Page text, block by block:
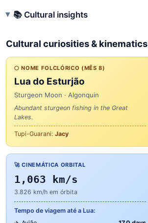
📚 Cultural insights
Cultural curiosities & kinematics
🌕 NOME FOLCLÓRICO (MÊS 8)
Lua do Esturjão
Sturgeon Moon · Algonquin
Abundant sturgeon fishing in the Great
Lakes.
Tupi-Guarani: Jacy
🚀 CINEMÁTICA ORBITAL
1,063 km/s
3.826 km/h em órbita
Tempo de viagem até a Lua: